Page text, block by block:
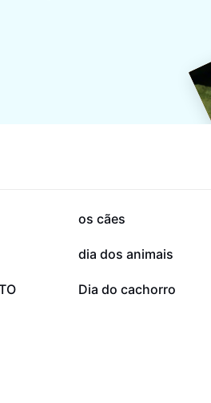
3 mil
os cães
1 mil
dia dos animais
13
Dia do cachorro